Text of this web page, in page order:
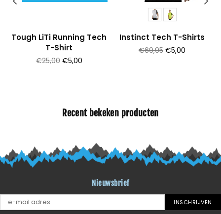
Tough LiTi Running Tech
T-Shirt
Prijs
€25,00 €5,00
Instinct Tech T-Shirts
Prijs
€69,95 €5,00
Recent bekeken producten
Nieuwsbrief
INSCHRIJVEN